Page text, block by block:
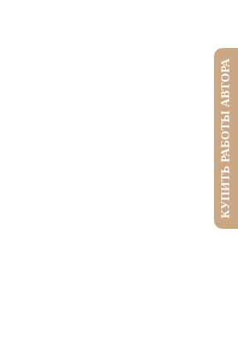
КУПИТЬ РАБОТЫ АВТОРА